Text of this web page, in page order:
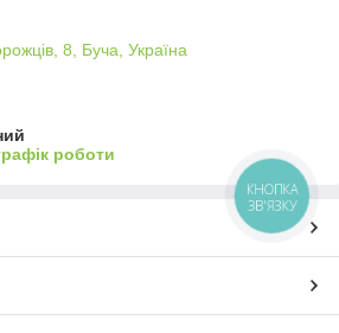
8, Буча, Україна
роботи
КНОПКА
ЗВ'ЯЗКУ